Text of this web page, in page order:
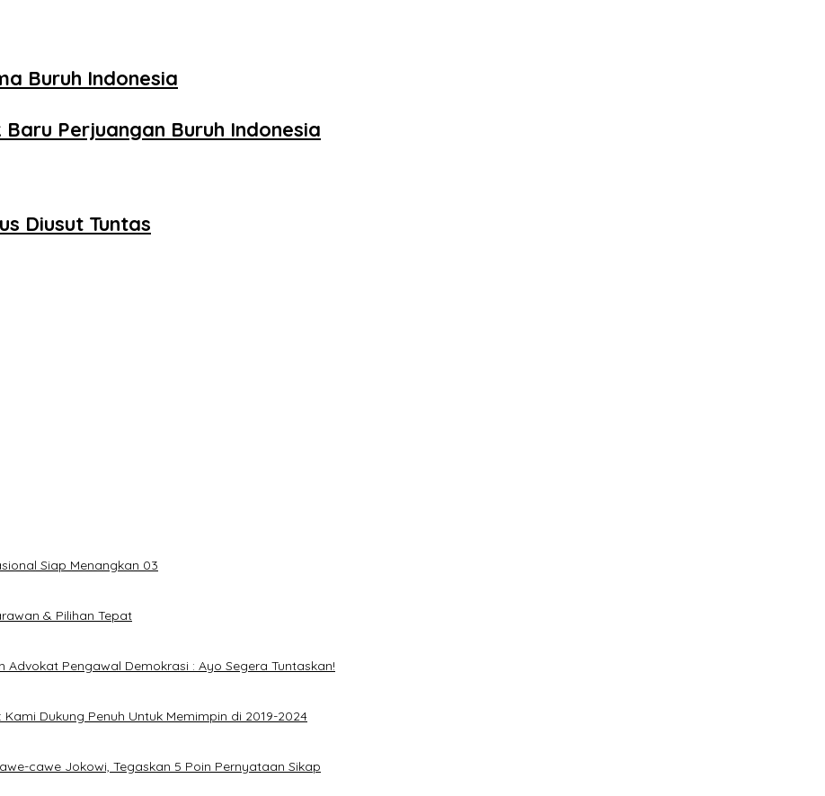
Buruh Indonesia
Perjuangan Buruh Indonesia
Diusut Tuntas
Siap Menangkan 03
& Pilihan Tepat
Pengawal Demokrasi : Ayo Segera Tuntaskan!
Dukung Penuh Untuk Memimpin di 2019-2024
cawe Jokowi, Tegaskan 5 Poin Pernyataan Sikap